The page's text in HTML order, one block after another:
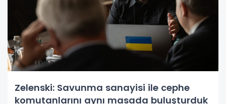
Zelenski: Savunma sanayisi ile cephe
komutanlarını aynı masada buluşturduk